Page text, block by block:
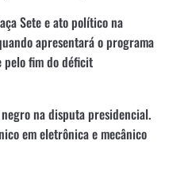
Sete e ato político na
apresentará o programa
pelo fim do déficit
na disputa presidencial.
em eletrônica e mecânico